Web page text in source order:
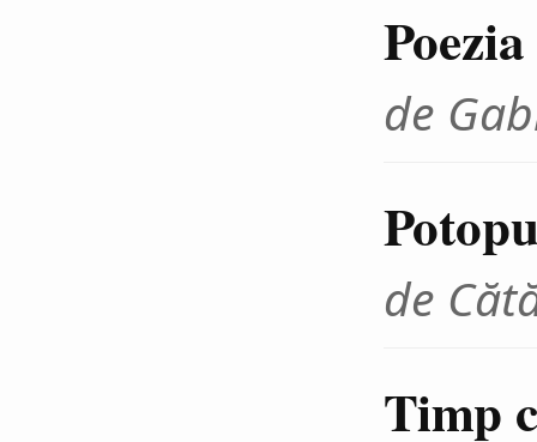
de
de
Timp